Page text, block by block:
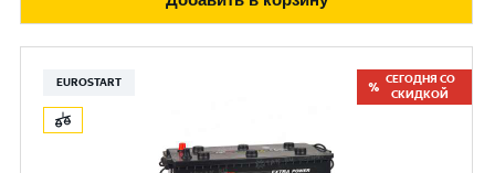
EUROSTART
СЕГОДНЯ СО
СКИДКОЙ